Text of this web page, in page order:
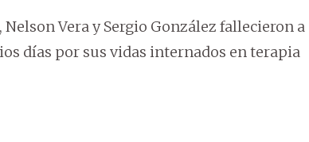
Vera y Sergio González fallecieron a
días por sus vidas internados en terapia